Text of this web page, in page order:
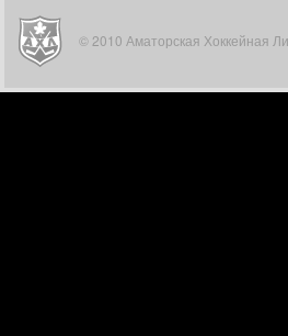
© 2010 Аматорская Хоккейная